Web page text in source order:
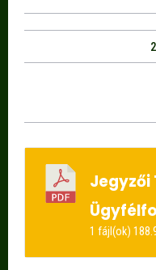
1 fájl(ok)